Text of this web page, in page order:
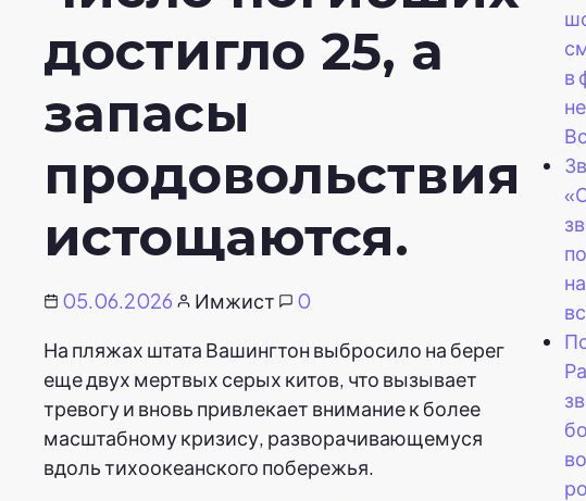
достигло 25, а
запасы
продовольствия
истощаются.
05.06.2026 Имжист
0
На пляжах штата Вашингтон выбросило на берег
еще двух мертвых серых китов, что вызывает
тревогу и вновь привлекает внимание к более
масштабному кризису, разворачивающемуся
вдоль тихоокеанского побережья.
в